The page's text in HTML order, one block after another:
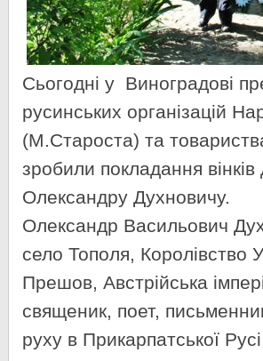
Сьогодні у Виноградові
русинських організацій
(М.Староста) та
зробили покладання
Олександру Духновичу.
Олександр Васильович
село Тополя,
Прешов, Австрійська
священик, поет,
руху в Прикарпатської